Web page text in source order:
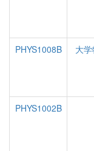
PHYS1008B
大
PHYS1002B